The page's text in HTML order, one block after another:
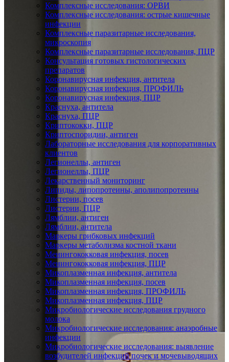
Комплексные исследования: ОРВИ
Комплексные исследования: острые кишечные
инфекции
Комплексные паразитарные исследования,
микроскопия
Комплексные паразитарные исследования, ПЦР
Консультация готовых гистологических
препаратов
Коронавирусная инфекция, антитела
Коронавирусная инфекция, ПРОФИЛЬ
Коронавирусная инфекция, ПЦР
Краснуха, антитела
Краснуха, ПЦР
Криптококки, ПЦР
Криптоспоридии, антиген
Лабораторные исследования для корпоративных
клиентов
Легионеллы, антиген
Легионеллы, ПЦР
Лекарственный мониторинг
Липиды, липопротеины, аполипопротеины
Листерии, посев
Листерии, ПЦР
Лямблии, антиген
Лямблии, антитела
Маркеры грибковых инфекций
Маркеры метаболизма костной ткани
Менингококковая инфекция, посев
Менингококковая инфекция, ПЦР
Микоплазменная инфекция, антитела
Микоплазменная инфекция, посев
Микоплазменная инфекция, ПРОФИЛЬ
Микоплазменная инфекция, ПЦР
Микробиологические исследования грудного
молока
Микробиологические исследования: анаэробные
инфекции
Микробиологические исследования: выявление
возбудителей инфекций почек и мочевыводящих